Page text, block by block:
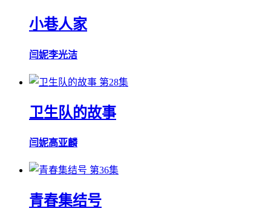
小巷人家
闫妮李光洁
第28集
卫生队的故事
闫妮高亚麟
第36集
青春集结号